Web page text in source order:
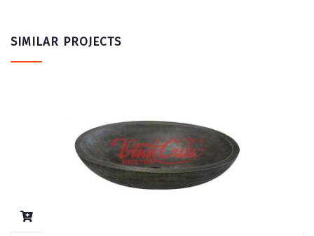
SIMILAR PROJECTS